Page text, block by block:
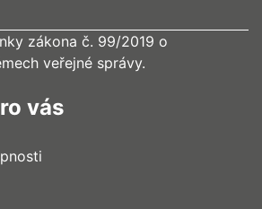
zákona č. 99/2019 o
veřejné správy.
vás